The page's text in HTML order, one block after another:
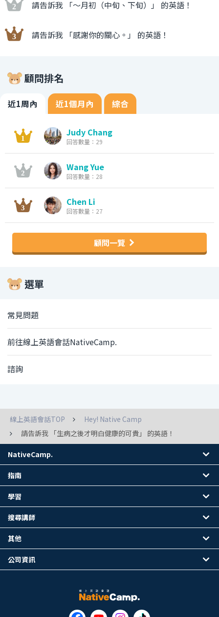
請告訴我 「〜月初（中旬、下旬）」 的英語！
請告訴我 「感謝你的關心。」 的英語！
顧問排名
近1周內 近1個月內 綜合
Judy Chang
回答數量：29
Wang Yue
回答數量：28
Chen Li
回答數量：27
顧問一覽
選單
常見問題
前往線上英語會話NativeCamp.
諮詢
線上英語會話TOP
Hey! Native Camp
請告訴我 「生病之後才明白健康的可貴」 的英語！
NativeCamp.
指南
學習
搜尋講師
其他
公司資訊